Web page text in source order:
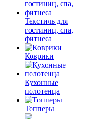
Текстиль для
гостиниц, спа,
фитнеса
Коврики
Кухонные
полотенца
Топперы